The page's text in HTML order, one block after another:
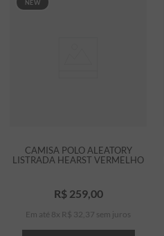
NEW
CAMISA POLO ALEATORY
LISTRADA HEARST VERMELHO
R$ 259, 00
Em até 8 x R$ 32 37 sem juros